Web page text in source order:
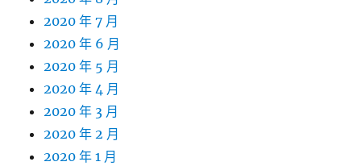
2020 年 7 月
2020 年 6 月
2020 年 5 月
2020 年 4 月
2020 年 3 月
2020 年 2 月
2020 年 1 月